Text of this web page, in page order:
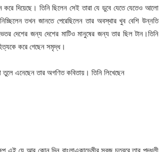
দিয়েছে। তিনি ছিলেন সেই তারা যে ডুবে যেতে যেতেও আলো
তখন জানতে পেরেছিলেন তার অবস্থার খুব বেশি উন্নতি
দেশের জন্য দেশের মাটিও মানুষের জন্য তার ছিল টান।তিনি
করে গেছেন সমৃদ্ধ।
এনেছেন তার অগণিত কবিতায়। তিনি লিখেছেন
এই যে আর কোন দিন বাংলাএকাডেমীর সবুজ চত্বরে তার পদধুলী